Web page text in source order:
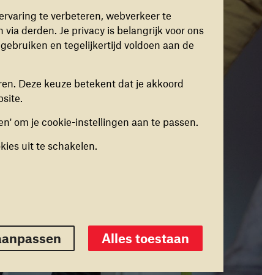
worden.
om zo
kun je in- of
maat gemaakte inhoud
de website. Deze
Alles toestaan
te verbeteren, webverkeer te
derden. Je privacy is belangrijk voor ons
en tegelijkertijd voldoen aan de
Deze keuze betekent dat je akkoord
om je cookie-instellingen aan te passen.
uit te schakelen.
Alles toestaan